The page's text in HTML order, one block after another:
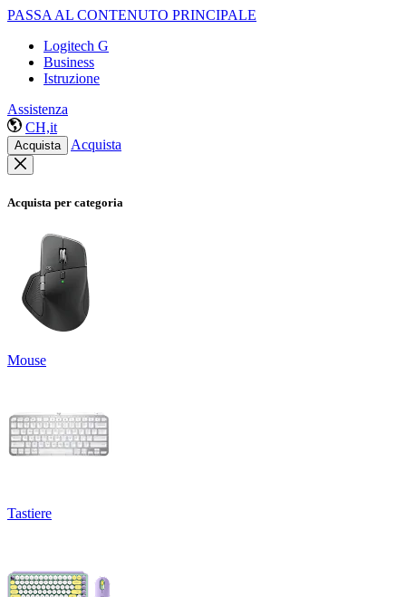
PASSA AL CONTENUTO PRINCIPALE
Logitech G
Business
Istruzione
Assistenza
CH,it
Acquista Acquista
Acquista per categoria
Mouse
Tastiere